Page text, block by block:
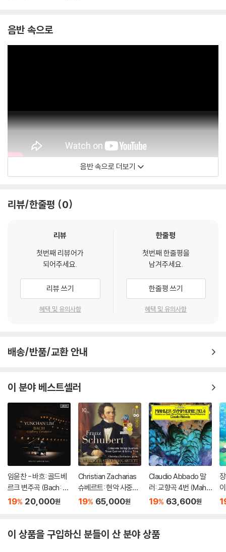
음반 속으로
음반 속으로 더보기
리뷰/한줄평 0
리뷰
첫번째 리뷰어가
되어주세요.
리뷰 쓰기
혜택 및 유의사항
한줄평
첫번째 한줄평을
남겨주세요.
한줄평 쓰기
혜택 및 유의사항
배송/반품/교환 안내
이 분야 베스트셀러
임윤찬 - 바흐: 골드베
르크 변주곡 (Bach: G
oldberg Variations)
19% 20,000원
Christian Zacharias
슈베르트: 현악 사중주
전곡 외 (Schubert: C
& String Trios)
19% 65,000원
Claudio Abbado 말
러: 교향곡 4번 (Mahle
r: Symphony No. 4)
19% 63,600원
이 상품을 구입하신 분들이 산 분야 상품